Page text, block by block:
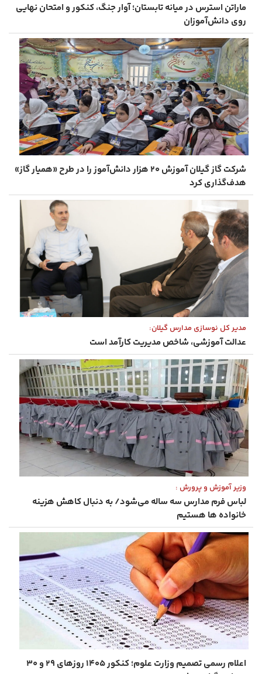
ماراتن استرس در میانه تابستان؛ آوار جنگ، کنکور و امتحان نهایی
روی دانش‌آموزان
شرکت گاز گیلان آموزش ۲۰ هزار دانش‌آموز را در طرح «همیار گاز»
هدف‌گذاری کرد
مدیر کل نوسازی مدارس گیلان:
عدالت آموزشی، شاخص مدیریت کارآمد است
وزیر آموزش و پرورش :
لباس فرم مدارس سه ‌ساله می‌شود/ به دنبال کاهش هزینه
خانواده ها هستیم
اعلام رسمی تصمیم وزارت علوم؛ کنکور ۱۴۰۵ روزهای ۲۹ و ۳۰